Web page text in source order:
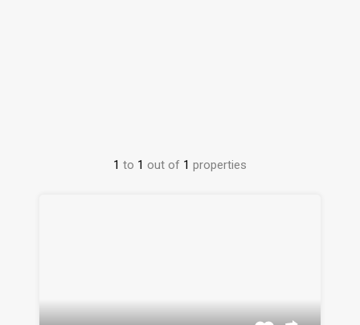
1 to 1 out of 1 properties